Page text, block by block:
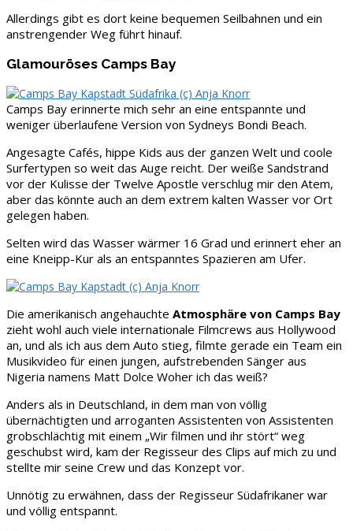
Allerdings gibt es dort keine bequemen Seilbahnen und ein
anstrengender Weg führt hinauf.
Glamouröses Camps Bay
Camps Bay erinnerte mich sehr an eine entspannte und
weniger überlaufene Version von Sydneys Bondi Beach.
Angesagte Cafés, hippe Kids aus der ganzen Welt und coole
Surfertypen so weit das Auge reicht. Der weiße Sandstrand
vor der Kulisse der Twelve Apostle verschlug mir den Atem,
aber das könnte auch an dem extrem kalten Wasser vor Ort
gelegen haben.
Selten wird das Wasser wärmer 16 Grad und erinnert eher an
eine Kneipp-Kur als an entspanntes Spazieren am Ufer.
Die amerikanisch angehauchte Atmosphäre von Camps Bay
zieht wohl auch viele internationale Filmcrews aus Hollywood
an, und als ich aus dem Auto stieg, filmte gerade ein Team ein
Musikvideo für einen jungen, aufstrebenden Sänger aus
Nigeria namens Matt Dolce Woher ich das weiß?
Anders als in Deutschland, in dem man von völlig
übernächtigten und arroganten Assistenten von Assistenten
grobschlächtig mit einem „Wir filmen und ihr stört“ weg
geschubst wird, kam der Regisseur des Clips auf mich zu und
stellte mir seine Crew und das Konzept vor.
Unnötig zu erwähnen, dass der Regisseur Südafrikaner war
und völlig entspannt.